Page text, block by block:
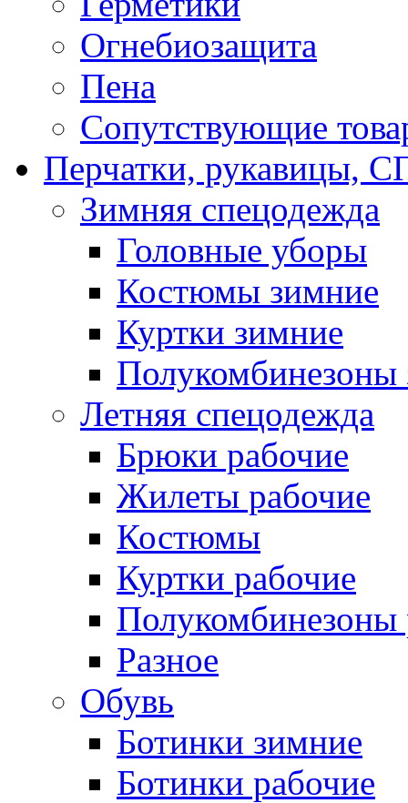
Огнебиозащита
Пена
Сопутствующие
Перчатки,
Зимняя спецодежда
Головные уборы
Костюмы зимние
Куртки зимние
Полукомбинезоны
Летняя спецодежда
Брюки рабочие
Жилеты рабочие
Костюмы
Куртки рабочие
Полукомбинезоны
Разное
Обувь
Ботинки зимние
Ботинки рабочие